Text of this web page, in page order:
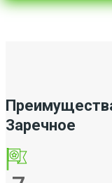
Заречное